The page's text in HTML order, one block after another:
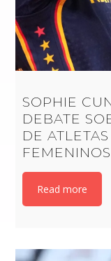
SOPHIE
DEBATE
DE
FEMENINOS
Read more